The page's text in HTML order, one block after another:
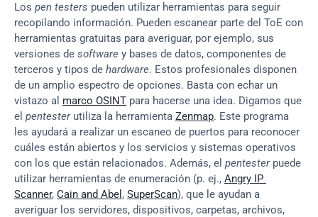
Los pen testers pueden utilizar herramientas para seguir
recopilando información. Pueden escanear parte del ToE con
herramientas gratuitas para averiguar, por ejemplo, sus
versiones de software y bases de datos, componentes de
terceros y tipos de hardware. Estos profesionales disponen
de un amplio espectro de opciones. Basta con echar un
vistazo al marco OSINT para hacerse una idea. Digamos que
el pentester utiliza la herramienta Zenmap. Este programa
les ayudará a realizar un escaneo de puertos para reconocer
cuáles están abiertos y los servicios y sistemas operativos
con los que están relacionados. Además, el pentester puede
utilizar herramientas de enumeración (p. ej., Angry IP
Scanner, Cain and Abel , SuperScan), que le ayudan a
averiguar los servidores, dispositivos, carpetas, archivos,